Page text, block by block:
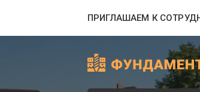
ПРИГЛАШАЕМ К